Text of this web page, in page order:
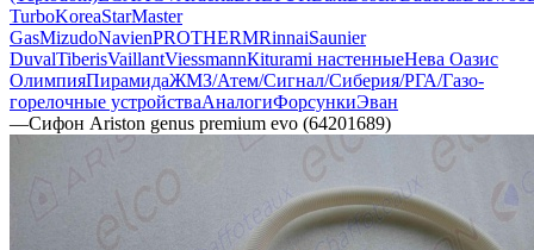
TurboKoreaStarMaster
GasMizudoNavienPROTHERMRinnaiSaunier
DuvalTiberisVaillantViessmannКiturami настенныеНева Оазис
ОлимпияПирамидаЖМЗ/Атем/Сигнал/Сиберия/РГА/Газо-
горелочные устройстваAналогиФорсункиЭван
—Сифон Ariston genus premium evo (64201689)